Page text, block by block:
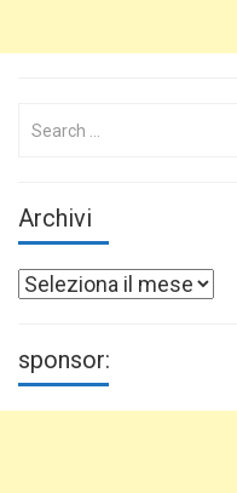
Archivi
Archivi
sponsor: